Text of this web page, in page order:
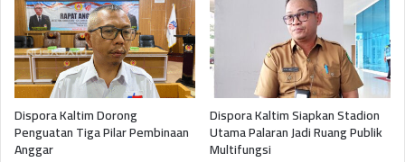
Dispora Kaltim Dorong
Penguatan Tiga Pilar Pembinaan
Anggar
Dispora Kaltim Siapkan Stadion
Utama Palaran Jadi Ruang Publik
Multifungsi